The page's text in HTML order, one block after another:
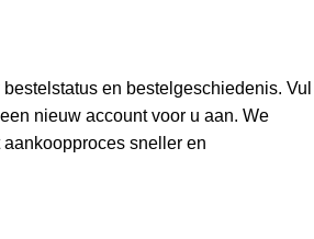
en bestelgeschiedenis. Vul
nieuw account voor u aan. We
sneller en